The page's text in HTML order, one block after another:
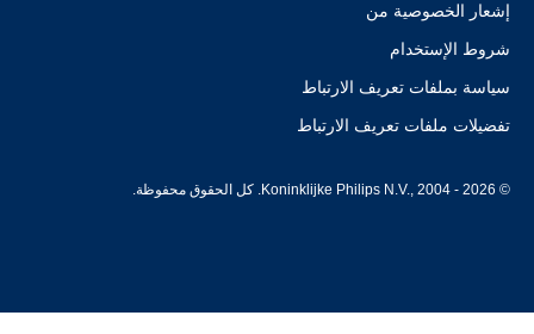
إشعار الخصوصية من
شروط الإستخدام
سياسة بملفات تعريف الارتباط
تفضيلات ملفات تعريف الارتباط
© Koninklijke Philips N.V., 2004 - 2026. كل الحقوق محفوظة.